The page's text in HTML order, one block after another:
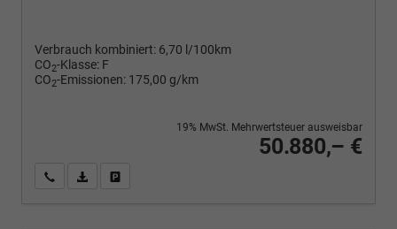
Verbrauch kombiniert: 6,70 l/100km
CO2-Klasse: F
CO2-Emissionen: 175,00 g/km
50.880,– €
19% MwSt. Mehrwertsteuer ausweisbar
Wir rufen Sie anPDF-Fahrzeugexposé drucken